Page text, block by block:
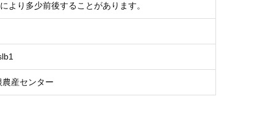
より多少前後することがあります。
産センター